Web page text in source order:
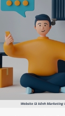
Website là kênh Marketing